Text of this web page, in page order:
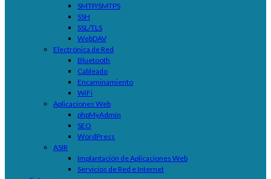
SMTP/SMTPS
SSH
SSL/TLS
WebDAV
Electrónica de Red
Bluetooth
Cableado
Encaminamiento
WiFi
Aplicaciones Web
phpMyAdmin
SEO
WordPress
ASIR
Implantación de Aplicaciones Web
Servicios de Red e Internet